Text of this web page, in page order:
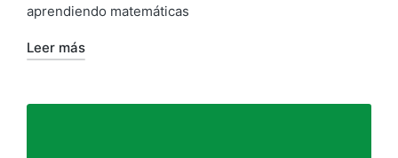
aprendiendo matemáticas
Leer más